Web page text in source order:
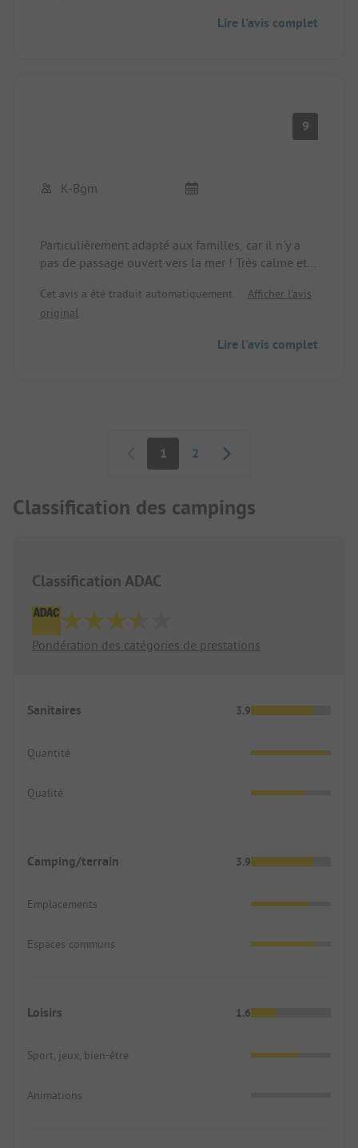
Lire l'avis complet
9
K-Bgm
Particulièrement adapté aux familles, car il n'y a
pas de passage ouvert vers la mer ! Très calme et
chiens ! Et
Cet avis a été traduit automatiquement.
Afficher l'avis
original
Lire l'avis complet
Pagination
1 2
Classification des campings
Classification ADAC
Pondération des catégories de prestations
Sanitaires 3.9
Quantité
Qualité
Camping/terrain 3.9
Emplacements
Espaces communs
Loisirs 1.6
Sport, jeux, bien-être
Animations